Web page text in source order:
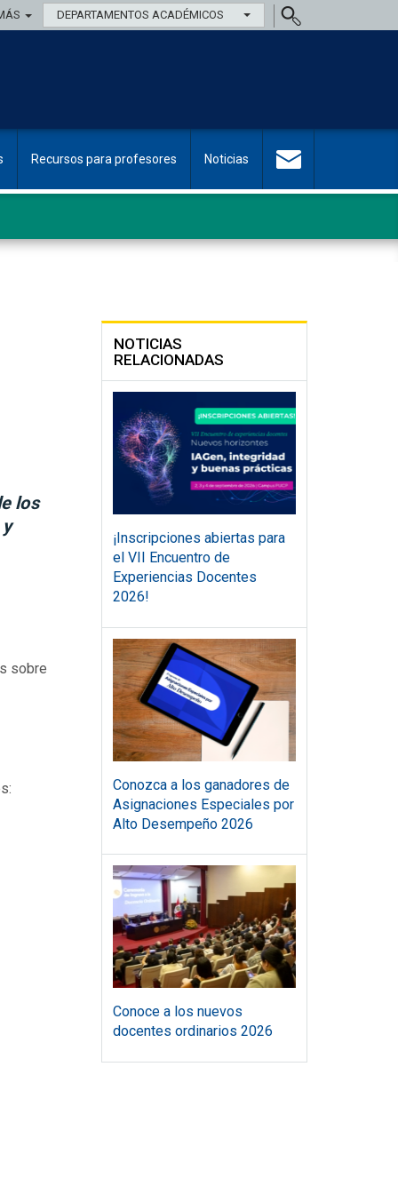
DEPARTAMENTOS ACADÉMICOS
Recursos para profesores Noticias
e los
sobre
NOTICIAS
RELACIONADAS
¡Inscripciones abiertas para
el VII Encuentro de
Experiencias Docentes
2026!
Conozca a los ganadores de
Asignaciones Especiales por
Alto Desempeño 2026
Conoce a los nuevos
docentes ordinarios 2026